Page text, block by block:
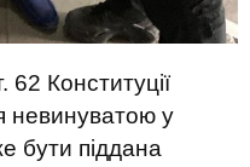
62 Конституції
невинуватою у
бути піддана